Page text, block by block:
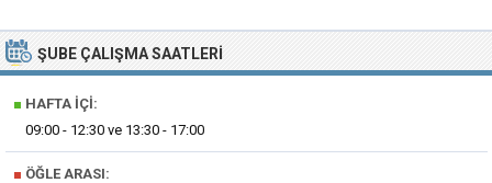
ŞUBE ÇALIŞMA SAATLERI
■ HAFTA İÇI:
09:00 - 12:30 ve 13:30 - 17:00
■ ÖĞLE ARASI: